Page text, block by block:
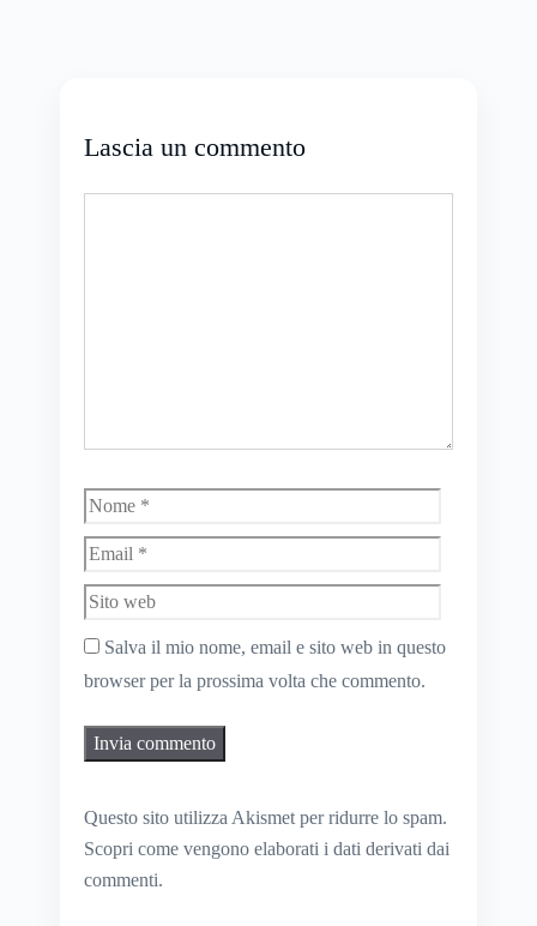
Lascia un commento
Nome
web
Salva il mio nome, email e sito web in questo
browser per la prossima volta che commento.
Questo sito utilizza Akismet per ridurre lo spam.
Scopri come vengono elaborati i dati derivati dai
commenti.